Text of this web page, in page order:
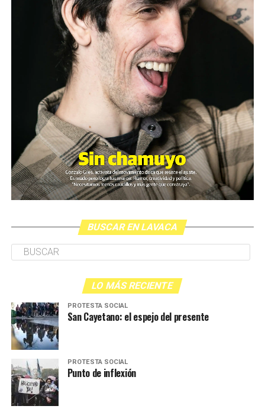
BUSCAR EN LAVACA
LO MÁS RECIENTE
PROTESTA SOCIAL
San Cayetano: el espejo del presente
PROTESTA SOCIAL
Punto de inflexión